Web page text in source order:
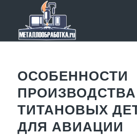
ОСОБЕННОСТИ
ПРОИЗВОДСТВА
ТИТАНОВЫХ
ДЛЯ АВИАЦИИ